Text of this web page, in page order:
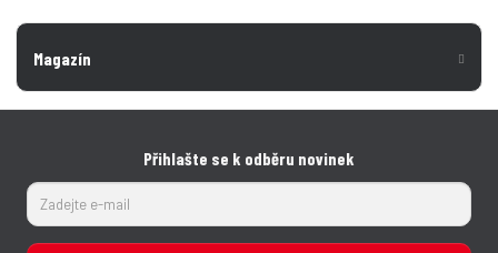
Magazín
Přihlašte se k odběru novinek